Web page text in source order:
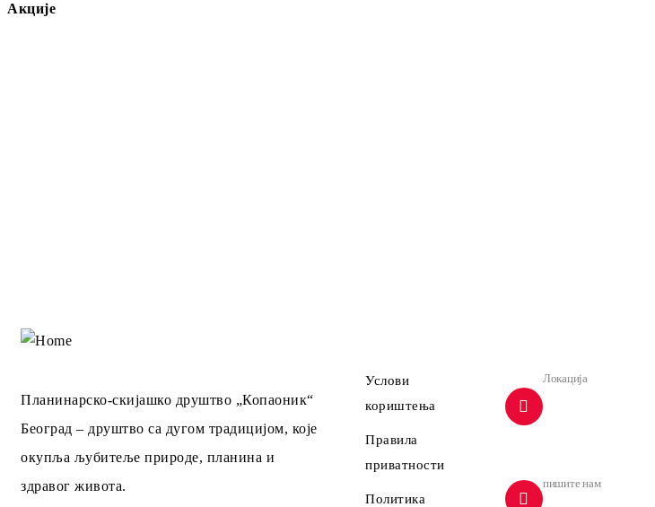
Акције
Планинарско-скијашко друштво „Копаоник“
Београд – друштво са дугом традицијом, које
окупља љубитеље природе, планина и
здравог живота.
Услови
кориштења
Правила
приватности
Политика
Локација
пишите нам